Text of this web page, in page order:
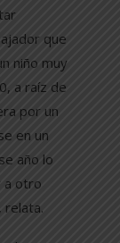
que
niño muy
a raíz de
por un
en un
año lo
a otro
relata.